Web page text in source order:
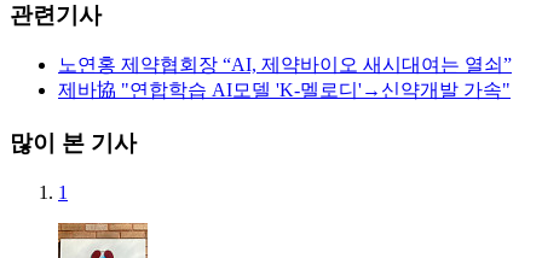
관련기사
노연홍 제약협회장 “AI, 제약바이오 새시대여는 열쇠”
제바協 "연합학습 AI모델 'K-멜로디'→신약개발 가속"
많이 본 기사
1